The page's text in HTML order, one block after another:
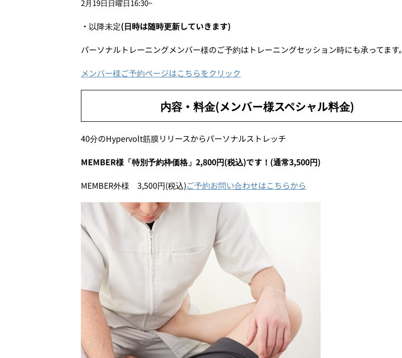
2月19日日曜日16:30~
・以降未定(日時は随時更新していきます)
パーソナルトレーニングメンバー様のご予約はトレーニングセッション時にも承ってます。
メンバー様ご予約ページはこちらをクリック
内容・料金(メンバー様スペシャル料金)
40分のHypervolt筋膜リリースからパーソナルストレッチ
MEMBER様「特別予約枠価格」2,800円(税込)です！(通常3,500円)
MEMBER外様 3,500円(税込)ご予約お問い合わせはこちらから